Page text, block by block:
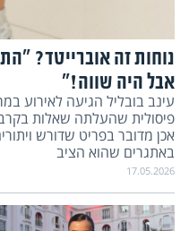
נוחות זה אוברייטד?
אבל היה שווה!"
עינב בובליל הגיעה לאירוע
פיסולית שהעלתה שאלות
אכן מדובר בפריט שדורש
באתגרים שהוא הציב
17.05.2026